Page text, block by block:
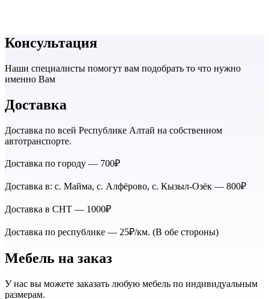
Консультация
Наши специалисты помогут вам подобрать то что нужно
именно Вам
Доставка
Доставка по всей Республике Алтай на собственном
автотранспорте.
Доставка по городу — 700₽
Доставка в: с. Майма, с. Алфёрово, с. Кызыл-Озёк — 800₽
Доставка в СНТ — 1000₽
Доставка по республике — 25₽/км. (В обе стороны)
Мебель на заказ
У нас вы можете заказать любую мебель по индивидуальным
размерам.